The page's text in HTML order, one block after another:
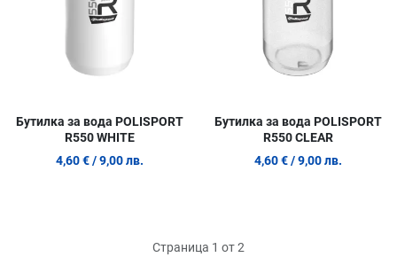
Бутилка за вода POLISPORT
R550 WHITE
4,60 € / 9,00 лв.
Бутилка за вода POLISPORT
R550 CLEAR
4,60 € / 9,00 лв.
Страница 1 от 2